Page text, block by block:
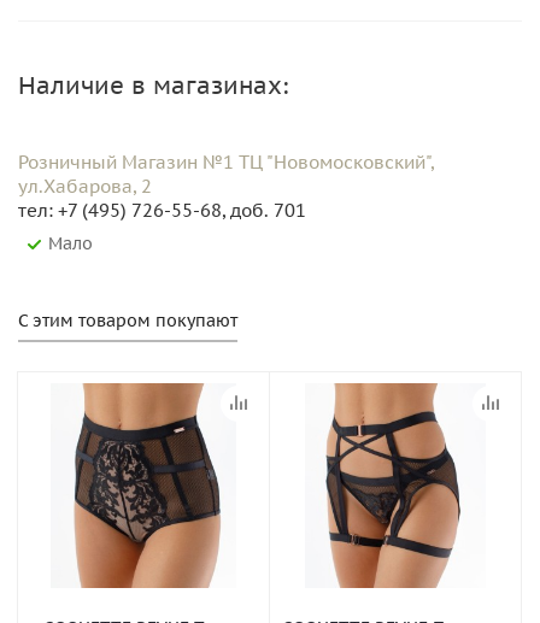
Наличие в магазинах:
Розничный Магазин №1 ТЦ "Новомосковский",
ул.Хабарова, 2
тел: +7 (495) 726-55-68, доб. 701
Мало
С этим товаром покупают